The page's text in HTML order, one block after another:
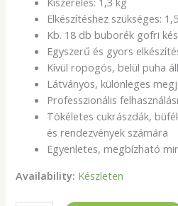
Elkészítéshez szükséges:
Kb. 18 db buborék gofri
Egyszerű és gyors
Kívül ropogós, belül puha
Látványos, különleges
Professzionális
Tökéletes cukrászdák,
és rendezvények számára
Egyenletes, megbízható
Availability: Készleten